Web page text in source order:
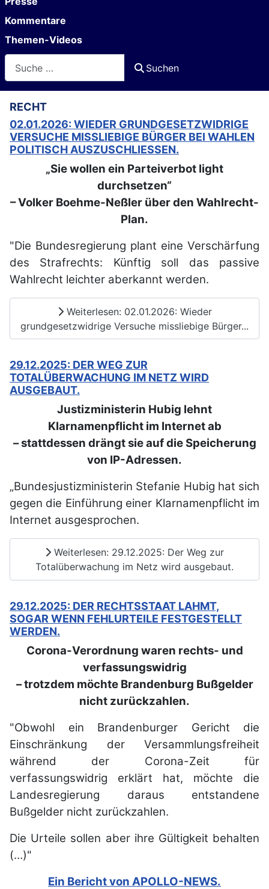
Kommentare
Themen-Videos
Suchen
RECHT
02.01.2026: WIEDER GRUNDGESETZWIDRIGE
VERSUCHE MISSLIEBIGE BÜRGER BEI WAHLEN
POLITISCH AUSZUSCHLIESSEN.
„Sie wollen ein Parteiverbot light
durchsetzen“
– Volker Boehme-Neßler über den Wahlrecht-
Plan.
"Die Bundesregierung plant eine Verschärfung
des Strafrechts: Künftig soll das passive
Wahlrecht leichter aberkannt werden.
Weiterlesen: 02.01.2026: Wieder
grundgesetzwidrige Versuche missliebige Bürger...
29.12.2025: DER WEG ZUR
TOTALÜBERWACHUNG IM NETZ WIRD
AUSGEBAUT.
Justizministerin Hubig lehnt
Klarnamenpflicht im Internet ab
– stattdessen drängt sie auf die Speicherung
von IP-Adressen.
„Bundesjustizministerin Stefanie Hubig hat sich
gegen die Einführung einer Klarnamenpflicht im
Internet ausgesprochen.
Weiterlesen: 29.12.2025: Der Weg zur
Totalüberwachung im Netz wird ausgebaut.
29.12.2025: DER RECHTSSTAAT LAHMT,
SOGAR WENN FEHLURTEILE FESTGESTELLT
WERDEN.
Corona-Verordnung waren rechts- und
verfassungswidrig
– trotzdem möchte Brandenburg Bußgelder
nicht zurückzahlen.
"Obwohl ein Brandenburger Gericht die
Einschränkung der Versammlungsfreiheit
während der Corona-Zeit für
verfassungswidrig erklärt hat, möchte die
Landesregierung daraus entstandene
Bußgelder nicht zurückzahlen.
Die Urteile sollen aber ihre Gültigkeit behalten
(…)"
Ein Bericht von APOLLO-NEWS.